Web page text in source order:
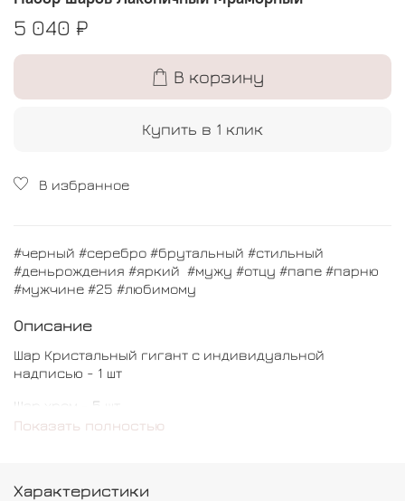
5 040 ₽
В корзину
Купить в 1 клик
В избранное
#черный #серебро #брутальный #стильный
#деньрождения #яркий #мужу #отцу #папе #парню
#мужчине #25 #любимому
Описание
Шар Кристальный гигант с индивидуальной
надписью - 1 шт
Шар хром - 5 шт
Показать полностью
Характеристики